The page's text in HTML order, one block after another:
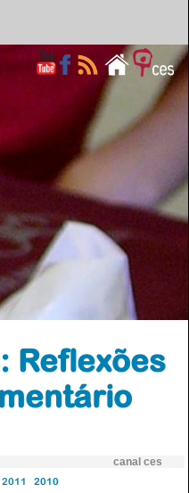
Reflexões
canal ces
2011 2010